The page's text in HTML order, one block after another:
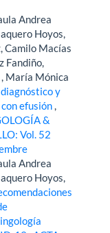
Andrea
Hoyos,
Camilo Macías
Fandiño,
María Mónica
y
efusión
&
Vol. 52
Andrea
Hoyos,